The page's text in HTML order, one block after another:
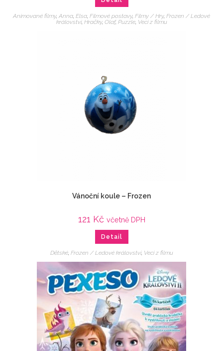
Animované filmy, Anna, Elsa, Filmové postavy, Filmy / Hry, Frozen / Ledové
království, Hračky, Olaf, Puzzle, Veci z filmu
Vánoční koule – Frozen
121 Kč včetně DPH
Detail
Dětské, Frozen / Ledové království, Veci z filmu